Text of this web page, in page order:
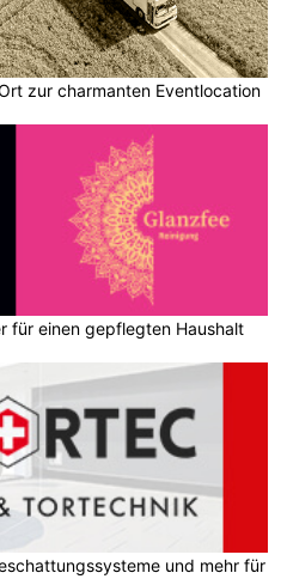
zur charmanten Eventlocation
für einen gepflegten Haushalt
und mehr für